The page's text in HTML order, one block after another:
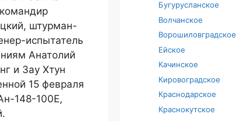
штурман-
испытатель
Анатолий
и Зау Хтун
15 февраля
148-100Е,
Бугурусланское
Волчанское
Ворошиловградское
Ейское
Качинское
Кировоградское
Краснодарское
Краснокутское